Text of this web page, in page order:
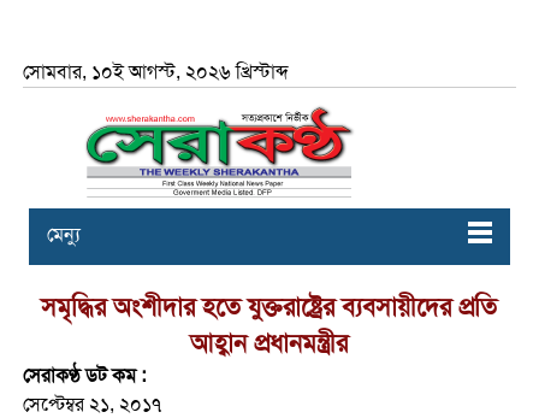
সোমবার, ১০ই আগস্ট, ২০২৬ খ্রিস্টাব্দ
মেন্যু
সমৃদ্ধির অংশীদার হতে যুক্তরাষ্ট্রের ব্যবসায়ীদের প্রতি
আহ্বান প্রধানমন্ত্রীর
সেরাকণ্ঠ ডট কম :
সেপ্টেম্বর ২১, ২০১৭